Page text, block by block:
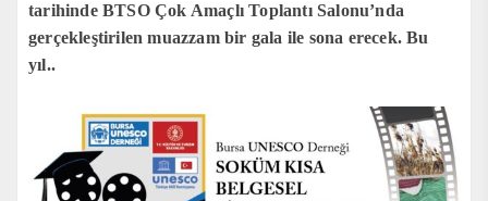
tarihinde BTSO Çok Amaçlı Toplantı Salonu’nda
gerçekleştirilen muazzam bir gala ile sona erecek. Bu
yıl..